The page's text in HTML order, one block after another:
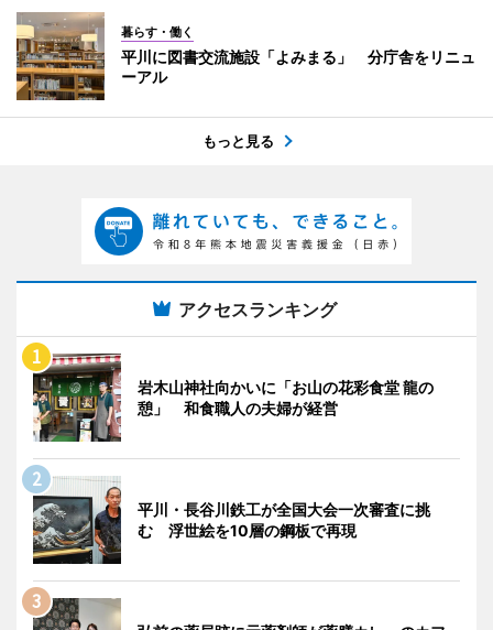
暮らす・働く
平川に図書交流施設「よみまる」 分庁舎をリニュ
ーアル
もっと見る
アクセスランキング
岩木山神社向かいに「お山の花彩食堂 龍の
憩」 和食職人の夫婦が経営
平川・長谷川鉄工が全国大会一次審査に挑
む 浮世絵を10層の鋼板で再現